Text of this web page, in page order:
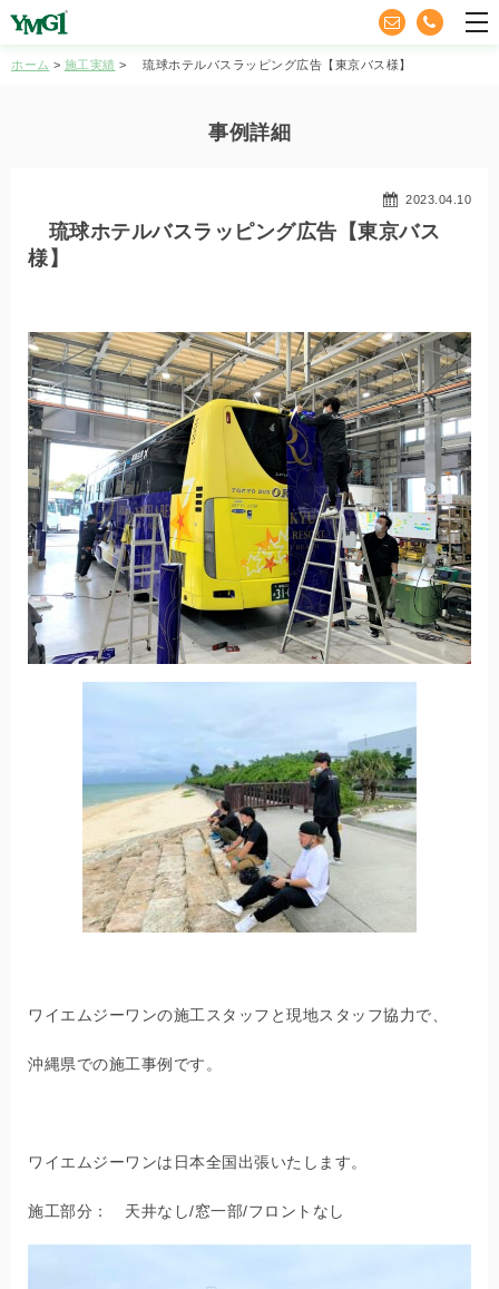
ホーム 施工実績 琉球ホテルバスラッピング広告【東京バス様】
事例詳細
2023.04.10
琉球ホテルバスラッピング広告【東京バス
様】
ワイエムジーワンの施工スタッフと現地スタッフ協力で、
沖縄県での施工事例です。
ワイエムジーワンは日本全国出張いたします。
施工部分： 天井なし/窓一部/フロントなし